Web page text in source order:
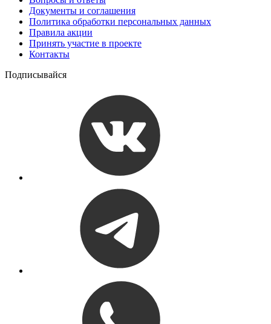
Документы и соглашения
Политика обработки персональных данных
Правила акции
Принять участие в проекте
Контакты
Подписывайся